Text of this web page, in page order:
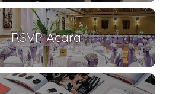
RSVP Acara